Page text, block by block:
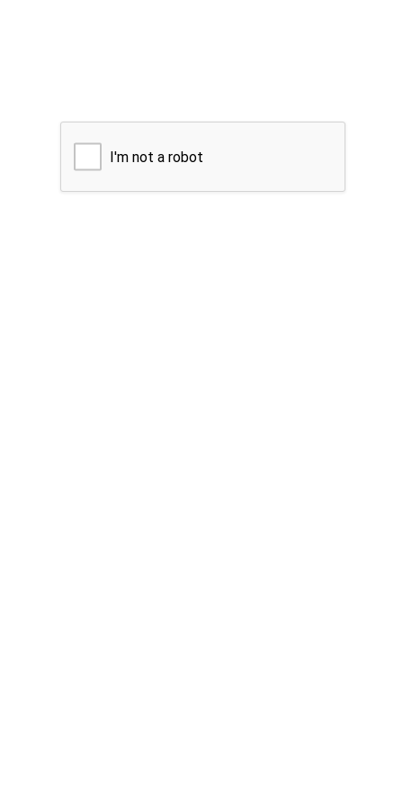
I'm not a robot